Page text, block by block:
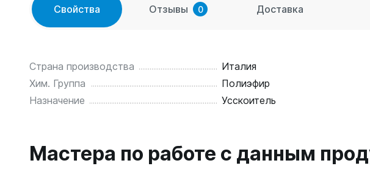
Свойства Отзывы 0 Доставка
Страна производства
Италия
Хим. Группа
Полиэфир
Назначение
Усскоитель
Мастера по работе с данным